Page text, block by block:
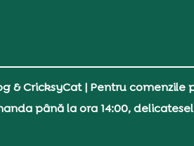
& CricksyCat| Pentru comenzile
până la ora 14:00,